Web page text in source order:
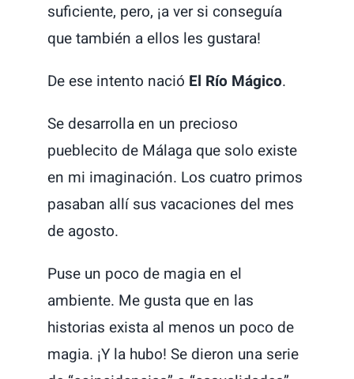
suficiente, pero, ¡a ver si conseguía
que también a ellos les gustara!
De ese intento nació El Río Mágico.
Se desarrolla en un precioso
pueblecito de Málaga que solo existe
en mi imaginación. Los cuatro primos
pasaban allí sus vacaciones del mes
de agosto.
Puse un poco de magia en el
ambiente. Me gusta que en las
historias exista al menos un poco de
magia. ¡Y la hubo! Se dieron una serie